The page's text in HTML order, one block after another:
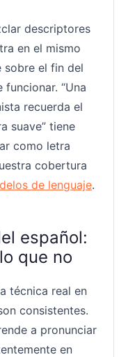
descriptores
en el mismo
sobre el fin del
“Una
recuerda el
suave” tiene
como letra
cobertura
de lenguaje.
español:
que no
técnica real en
consistentes.
a pronunciar
en